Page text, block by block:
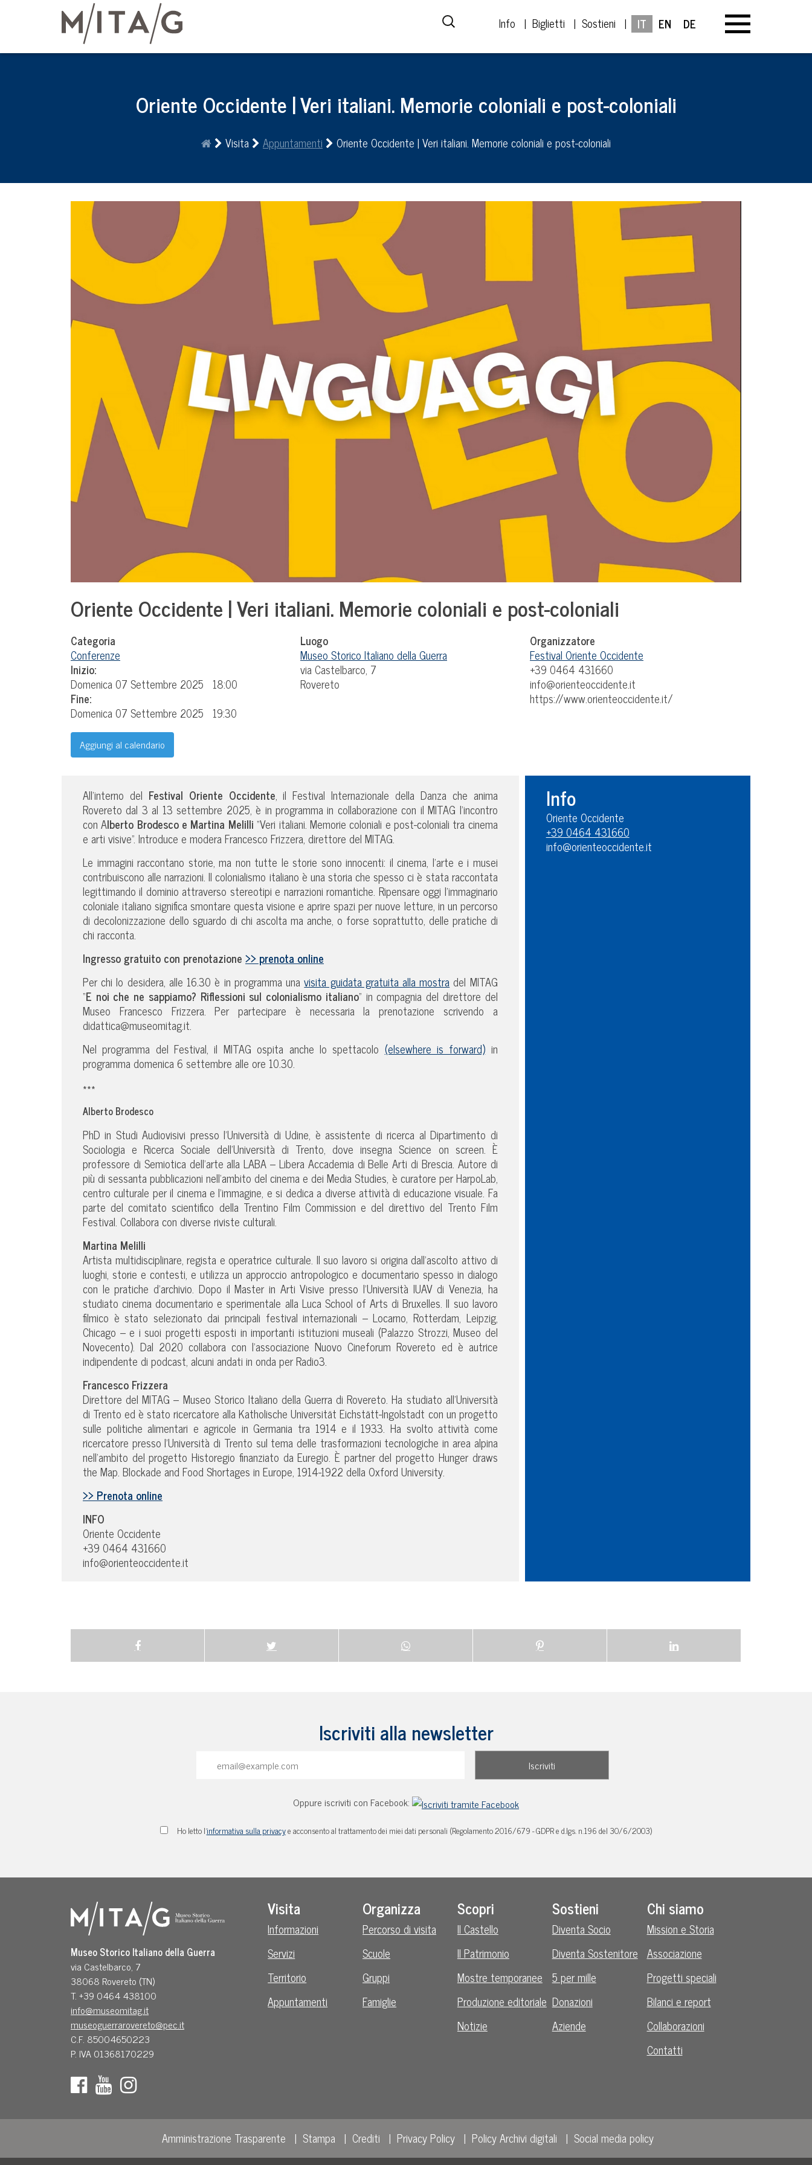
Info Biglietti Sostieni IT EN DE
Oriente Occidente | Veri italiani. Memorie coloniali e post-coloniali
Visita Appuntamenti Oriente Occidente | Veri italiani. Memorie coloniali e post-coloniali
Oriente Occidente | Veri italiani. Memorie coloniali e post-coloniali
Categoria
Conferenze
Inizio:
Domenica 07 Settembre 2025 18:00
Fine:
Domenica 07 Settembre 2025 19:30
Aggiungi al calendario
Luogo
Museo Storico Italiano della Guerra
via Castelbarco, 7
Rovereto
Organizzatore
Festival Oriente Occidente
+39 0464 431660
info@orienteoccidente.it
https://www.orienteoccidente.it/
All’interno del Festival Oriente Occidente, il Festival Internazionale della Danza che anima
Rovereto dal 3 al 13 settembre 2025, è in programma in collaborazione con il MITAG l’incontro
con Alberto Brodesco e Martina Melilli “Veri italiani. Memorie coloniali e post-coloniali tra cinema
e arti visive”. Introduce e modera Francesco Frizzera, direttore del MITAG.
Le immagini raccontano storie, ma non tutte le storie sono innocenti: il cinema, l’arte e i musei
contribuiscono alle narrazioni. Il colonialismo italiano è una storia che spesso ci è stata raccontata
legittimando il dominio attraverso stereotipi e narrazioni romantiche. Ripensare oggi l’immaginario
coloniale italiano significa smontare questa visione e aprire spazi per nuove letture, in un percorso
di decolonizzazione dello sguardo di chi ascolta ma anche, o forse soprattutto, delle pratiche di
chi racconta.
Ingresso gratuito con prenotazione >> prenota online
Per chi lo desidera, alle 16.30 è in programma unavisita guidata gratuita alla mostra del MITAG
“E noi che ne sappiamo? Riflessioni sul colonialismo italiano” in compagnia del direttore del
Museo Francesco Frizzera. Per partecipare è necessaria la prenotazione scrivendo a
didattica@museomitag.it.
Nel programma del Festival, il MITAG ospita anche lo spettacolo (elsewhere is forward) in
programma domenica 6 settembre alle ore 10.30.
***
Alberto Brodesco
PhD in Studi Audiovisivi presso l’Università di Udine, è assistente di ricerca al Dipartimento di
Sociologia e Ricerca Sociale dell’Università di Trento, dove insegna Science on screen. È
professore di Semiotica dell’arte alla LABA – Libera Accademia di Belle Arti di Brescia. Autore di
più di sessanta pubblicazioni nell’ambito del cinema e dei Media Studies, è curatore per HarpoLab,
centro culturale per il cinema e l’immagine, e si dedica a diverse attività di educazione visuale. Fa
parte del comitato scientifico della Trentino Film Commission e del direttivo del Trento Film
Festival. Collabora con diverse riviste culturali.
Martina Melilli
Artista multidisciplinare, regista e operatrice culturale. Il suo lavoro si origina dall’ascolto attivo di
luoghi, storie e contesti, e utilizza un approccio antropologico e documentario spesso in dialogo
con le pratiche d’archivio. Dopo il Master in Arti Visive presso l’Università IUAV di Venezia, ha
studiato cinema documentario e sperimentale alla Luca School of Arts di Bruxelles. Il suo lavoro
filmico è stato selezionato dai principali festival internazionali – Locarno, Rotterdam, Leipzig,
Chicago – e i suoi progetti esposti in importanti istituzioni museali (Palazzo Strozzi, Museo del
Novecento). Dal 2020 collabora con l’associazione Nuovo Cineforum Rovereto ed è autrice
indipendente di podcast, alcuni andati in onda per Radio3.
Francesco Frizzera
Direttore del MITAG – Museo Storico Italiano della Guerra di Rovereto. Ha studiato all’Università
di Trento ed è stato ricercatore alla Katholische Universität Eichstätt-Ingolstadt con un progetto
sulle politiche alimentari e agricole in Germania tra 1914 e il 1933. Ha svolto attività come
ricercatore presso l’Università di Trento sul tema delle trasformazioni tecnologiche in area alpina
nell’ambito del progetto Historegio finanziato da Euregio. È partner del progetto Hunger draws
the Map. Blockade and Food Shortages in Europe, 1914-1922 della Oxford University.
>> Prenota online
INFO
Oriente Occidente
+39 0464 431660
info@orienteoccidente.it
Info
Oriente Occidente
+39 0464 431660
info@orienteoccidente.it
Iscriviti alla newsletter
Oppure iscriviti con Facebook:
Ho letto l'informativa sulla privacye acconsento al trattamento dei miei dati personali (Regolamento 2016/679 - GDPR e d.lgs. n.196 del 30/6/2003)
Museo Storico Italiano della Guerra
via Castelbarco, 7
38068 Rovereto (TN)
T. +39 0464 438100
info@museomitag.it
museoguerrarovereto@pec.it
C.F. 85004650223
P. IVA 01368170229
Visita
Informazioni
Servizi
Territorio
Appuntamenti
Organizza
Percorso di visita
Scuole
Gruppi
Famiglie
Scopri
Il Castello
Il Patrimonio
Mostre temporanee
Produzione editoriale
Notizie
Sostieni
Diventa Socio
Diventa Sostenitore
5 per mille
Donazioni
Aziende
Chi siamo
Mission e Storia
Associazione
Progetti speciali
Bilanci e report
Collaborazioni
Contatti
Amministrazione Trasparente Stampa Crediti Privacy Policy Policy Archivi digitali Social media policy